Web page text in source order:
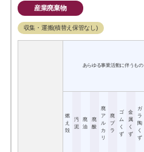
産業廃棄物
収集・運搬(積替え保管なし)
あらゆる事業活動に伴うもの
燃
え
殻
汚
泥
廃
油
廃
酸
廃
ア
ル
カ
リ
廃
プ
ラ
ゴ
ム
く
ず
金
属
く
ず
ガ
ラ
陶
く
ず